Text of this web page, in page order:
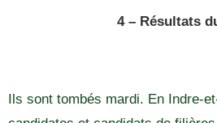
4 – Résultats
Ils sont tombés mardi. En Indre-